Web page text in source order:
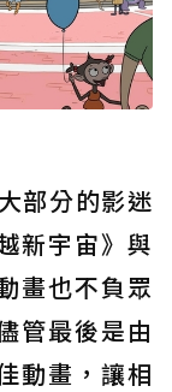
部分的影迷
新宇宙》與
畫也不負眾
管最後是由
動畫，讓相